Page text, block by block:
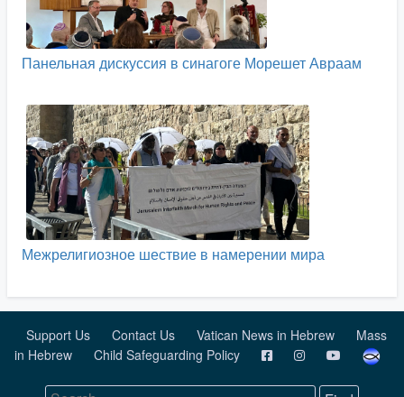
Панельная дискуссия в синагоге Морешет Авраам
Межрелигиозное шествие в намерении мира
Support Us Contact Us Vatican News in Hebrew
Mass
in Hebrew
Child Safeguarding Policy